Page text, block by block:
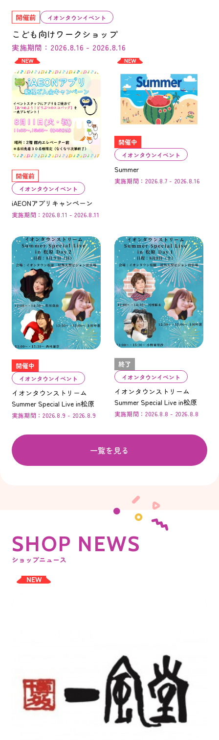
開催前 イオンタウンイベント
こども向けワークショップ
実施期間：2026.8.16 - 2026.8.16
NEW
開催前
イオンタウンイベント
iAEONアプリキャンペーン
実施期間：2026.8.11 - 2026.8.11
NEW
開催中
イオンタウンイベント
Summer
実施期間：2026.8.7 - 2026.8.16
開催中
イオンタウンイベント
イオンタウンストリーム
Summer Special Live in松原
実施期間：2026.8.9 - 2026.8.9
終了
イオンタウンイベント
イオンタウンストリーム
Summer Special Live in松原
実施期間：2026.8.8 - 2026.8.8
一覧を見る
SHOP NEWS
ショップニュース
NEW